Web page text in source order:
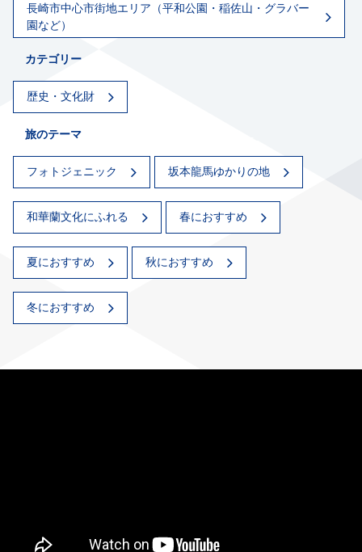
長崎市中心市街地エリア（平和公園・稲佐山・グラバー
園など）
カテゴリー
歴史・文化財
旅のテーマ
フォトジェニック 坂本龍馬ゆかりの地
和華蘭文化にふれる 春におすすめ
夏におすすめ 秋におすすめ
冬におすすめ